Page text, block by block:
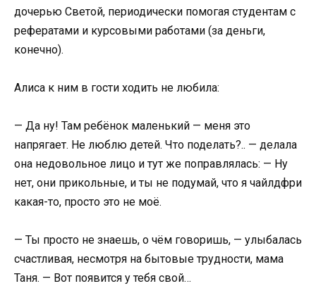
дочерью Светой, периодически помогая студентам с
рефератами и курсовыми работами (за деньги,
конечно).
Алиса к ним в гости ходить не любила:
— Да ну! Там ребёнок маленький — меня это
напрягает. Не люблю детей. Что поделать?.. — делала
она недовольное лицо и тут же поправлялась: — Ну
нет, они прикольные, и ты не подумай, что я чайлдфри
какая-то, просто это не моё.
— Ты просто не знаешь, о чём говоришь, — улыбалась
счастливая, несмотря на бытовые трудности, мама
Таня. — Вот появится у тебя свой…